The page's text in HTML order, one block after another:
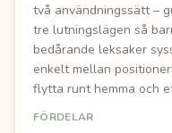
två användningssätt –
tre lutningslägen så
bedårande leksaker
enkelt mellan
flytta runt hemma och
FÖRDELAR